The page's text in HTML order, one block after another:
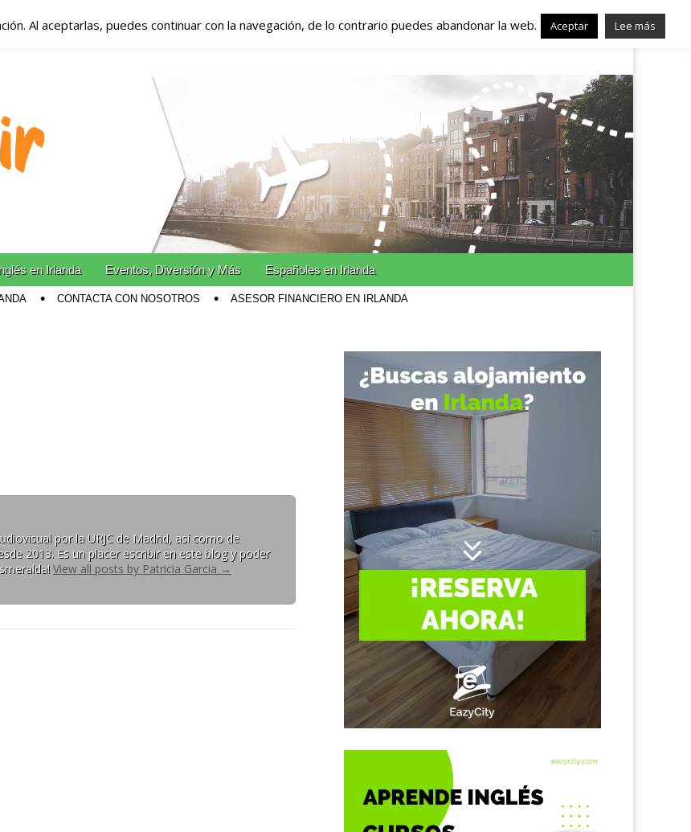
– Vivir en Irlanda – Trabajo en
en Irlanda
en Irlanda Eventos, Diversión y Más Españoles en Irlanda
CONTACTA CON NOSOTROS ASESOR FINANCIERO EN IRLANDA
por la URJC de Madrid, así como de
2013. Es un placer escribir en este blog y poder
View all posts by Patricia Garcia →
Al aceptarlas, puedes continuar con la navegación, de lo contrario puedes abandonar la web. Aceptar Lee más